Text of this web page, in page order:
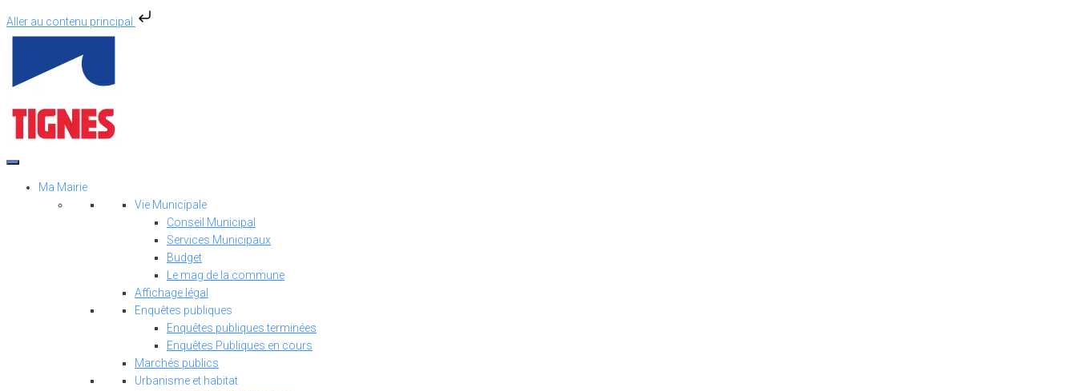
Aller au contenu principal
Aller
contenu
Ma Mairie
Vie Municipale
Conseil Municipal
Services Municipaux
Budget
Le mag de la commune
Affichage légal
Enquêtes publiques
Enquêtes publiques terminées
Enquêtes Publiques en cours
Marchés publics
Urbanisme et habitat